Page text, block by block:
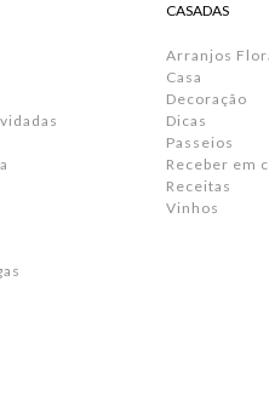
CASADAS
Arranjos
Casa
Decoração
Dicas
Passeios
Receber em
Receitas
Vinhos